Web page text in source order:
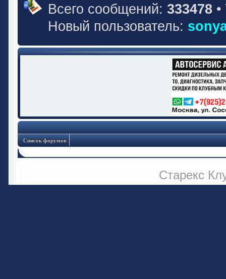
Всего сообщений: 333478
Новый пользователь:
Список форумов
Старекс